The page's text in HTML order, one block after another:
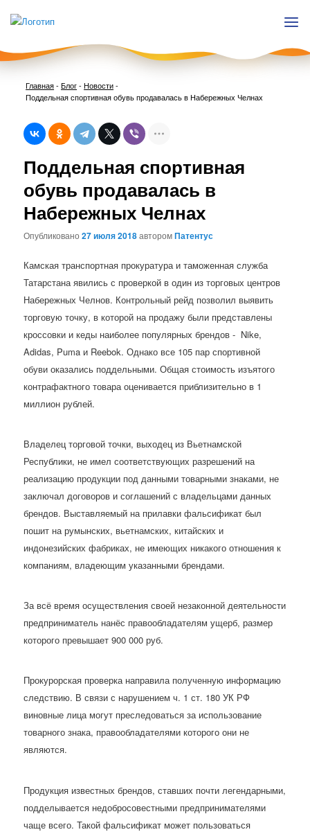
Главная-Блог- Новости-
Поддельная спортивная обувь продавалась в Набережных Челнах
Поддельная спортивная
обувь продавалась в
Набережных Челнах
Опубликовано27 июля 2018авторомПатентус
Камская транспортная прокуратура и таможенная служба
Татарстана явились с проверкой в один из торговых центров
Набережных Челнов. Контрольный рейд позволил выявить
торговую точку, в которой на продажу были представлены
кроссовки и кеды наиболее популярных брендов - Nike,
Adidas, Puma и Reebok. Однако все 105 пар спортивной
обуви оказались поддельными. Общая стоимость изъятого
контрафактного товара оценивается приблизительно в 1
миллион рублей.
Владелец торговой точки, выходец из Вьетнамской
Республики, не имел соответствующих разрешений на
реализацию продукции под данными товарными знаками, не
заключал договоров и соглашений с владельцами данных
брендов. Выставляемый на прилавки фальсификат был
пошит на румынских, вьетнамских, китайских и
индонезийских фабриках, не имеющих никакого отношения к
компаниям, владеющим указанными брендами.
За всё время осуществления своей незаконной деятельности
предприниматель нанёс правообладателям ущерб, размер
которого превышает 900 000 руб.
Прокурорская проверка направила полученную информацию
следствию. В связи с нарушением ч. 1 ст. 180 УК РФ
виновные лица могут преследоваться за использование
товарного знака, правообладателями которого они не
являются.
Продукция известных брендов, ставших почти легендарными,
подделывается недобросовестными предпринимателями
чаще всего. Такой фальсификат может пользоваться